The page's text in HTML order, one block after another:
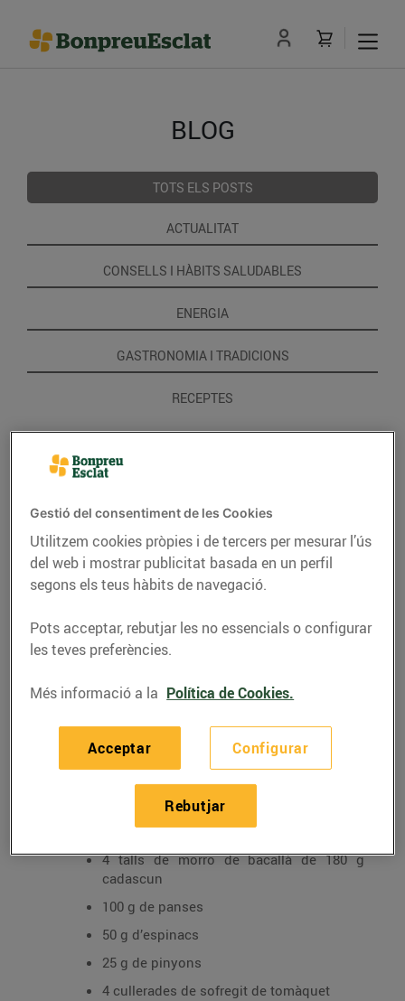
BLOG
TOTS ELS POSTS
ACTUALITAT
CONSELLS I HÀBITS SALUDABLES
ENERGIA
GASTRONOMIA I TRADICIONS
RECEPTES
RECEPTES
Bacallà amb panses i
pinyons
05/de març/2021
Ingredients per a 4 persones:
4 talls de morro de bacallà de 180 g
cadascun
100 g de panses
50 g d’espinacs
25 g de pinyons
4 cullerades de sofregit de tomàquet
Gestió del consentiment de les Cookies
Utilitzem cookies pròpies i de tercers per mesurar l’ús
del web i mostrar publicitat basada en un perfil
segons els teus hàbits de navegació.
Pots acceptar, rebutjar les no essencials o configurar
les teves preferències.
Més informació a la Política de Cookies.
Configurar
Rebutjar
Acceptar